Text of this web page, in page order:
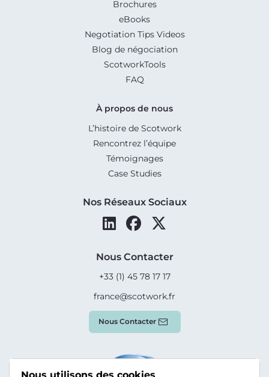
Brochures
eBooks
Negotiation Tips Videos
Blog de négociation
ScotworkTools
FAQ
À propos de nous
L’histoire de Scotwork
Rencontrez l’équipe
Témoignages
Case Studies
Nos Réseaux Sociaux
Nous Contacter
+33 (1) 45 78 17 17
france@scotwork.fr
Nous Contacter